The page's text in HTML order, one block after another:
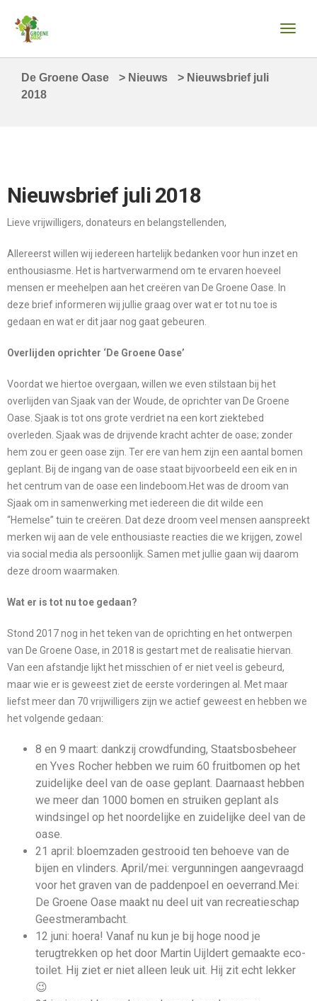
De Groene Oase > Nieuws > Nieuwsbrief juli
2018
Nieuwsbrief juli 2018
Lieve vrijwilligers, donateurs en belangstellenden,
Allereerst willen wij iedereen hartelijk bedanken voor hun inzet en
enthousiasme. Het is hartverwarmend om te ervaren hoeveel
mensen er meehelpen aan het creëren van De Groene Oase. In
deze brief informeren wij jullie graag over wat er tot nu toe is
gedaan en wat er dit jaar nog gaat gebeuren.
Overlijden oprichter ‘De Groene Oase’
Voordat we hiertoe overgaan, willen we even stilstaan bij het
overlijden van Sjaak van der Woude, de oprichter van De Groene
Oase. Sjaak is tot ons grote verdriet na een kort ziektebed
overleden. Sjaak was de drijvende kracht achter de oase; zonder
hem zou er geen oase zijn. Ter ere van hem zijn een aantal bomen
geplant. Bij de ingang van de oase staat bijvoorbeeld een eik en in
het centrum van de oase een lindeboom.Het was de droom van
Sjaak om in samenwerking met iedereen die dit wilde een
“Hemelse” tuin te creëren. Dat deze droom veel mensen aanspreekt
merken wij aan de vele enthousiaste reacties die we krijgen, zowel
via social media als persoonlijk. Samen met jullie gaan wij daarom
deze droom waarmaken.
Wat er is tot nu toe gedaan?
Stond 2017 nog in het teken van de oprichting en het ontwerpen
van De Groene Oase, in 2018 is gestart met de realisatie hiervan.
Van een afstandje lijkt het misschien of er niet veel is gebeurd,
maar wie er is geweest ziet de eerste vorderingen al. Met maar
liefst meer dan 70 vrijwilligers zijn we actief geweest en hebben we
het volgende gedaan:
8 en 9 maart: dankzij crowdfunding, Staatsbosbeheer
en Yves Rocher hebben we ruim 60 fruitbomen op het
zuidelijke deel van de oase geplant. Daarnaast hebben
we meer dan 1000 bomen en struiken geplant als
windsingel op het noordelijke en zuidelijke deel van de
oase.
21 april: bloemzaden gestrooid ten behoeve van de
bijen en vlinders. April/mei: vergunningen aangevraagd
voor het graven van de paddenpoel en oeverrand.Mei:
De Groene Oase maakt nu deel uit van recreatieschap
Geestmerambacht.
12 juni: hoera! Vanaf nu kun je bij hoge nood je
terugtrekken op het door Martin Uijldert gemaakte eco-
toilet. Hij ziet er niet alleen leuk uit. Hij zit echt lekker
😉